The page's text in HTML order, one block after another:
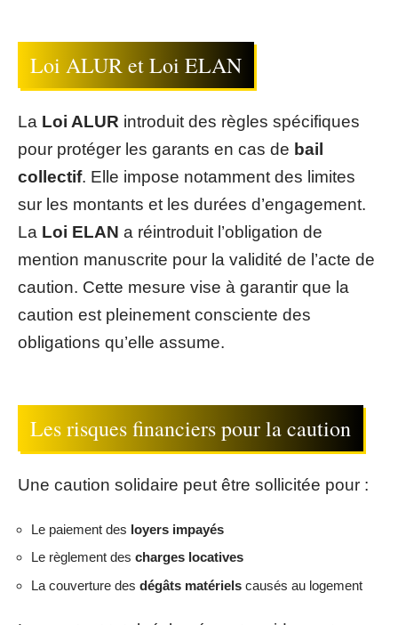
Loi ALUR et Loi ELAN
La Loi ALUR introduit des règles spécifiques
pour protéger les garants en cas de bail
collectif. Elle impose notamment des limites
sur les montants et les durées d’engagement.
La Loi ELAN a réintroduit l’obligation de
mention manuscrite pour la validité de l’acte de
caution. Cette mesure vise à garantir que la
caution est pleinement consciente des
obligations qu’elle assume.
Les risques financiers pour la caution
Une caution solidaire peut être sollicitée pour :
Le paiement des loyers impayés
Le règlement des charges locatives
La couverture des dégâts matériels causés au logement